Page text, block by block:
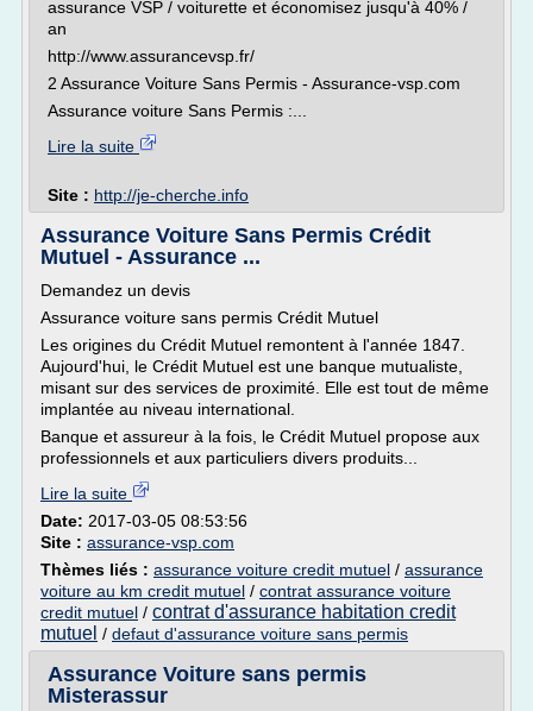
assurance VSP / voiturette et économisez jusqu'à 40% /
an
http://www.assurancevsp.fr/
2 Assurance Voiture Sans Permis - Assurance-vsp.com
Assurance voiture Sans Permis :...
Lire la suite
Site : http://je-cherche.info
Assurance Voiture Sans Permis Crédit
Mutuel - Assurance ...
Demandez un devis
Assurance voiture sans permis Crédit Mutuel
Les origines du Crédit Mutuel remontent à l'année 1847.
Aujourd'hui, le Crédit Mutuel est une banque mutualiste,
misant sur des services de proximité. Elle est tout de même
implantée au niveau international.
Banque et assureur à la fois, le Crédit Mutuel propose aux
professionnels et aux particuliers divers produits...
Lire la suite
Date: 2017-03-05 08:53:56
Site : assurance-vsp.com
Thèmes liés : assurance voiture credit mutuel / assurance
voiture au km credit mutuel / contrat assurance voiture
credit mutuel / contrat d'assurance habitation credit
mutuel / defaut d'assurance voiture sans permis
Assurance Voiture sans permis
Misterassur